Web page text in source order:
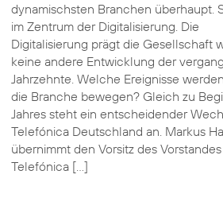
dynamischsten Branchen überhaupt.
im Zentrum der Digitalisierung. Die
Digitalisierung prägt die Gesellschaft
keine andere Entwicklung der
Jahrzehnte. Welche Ereignisse
die Branche bewegen? Gleich zu
Jahres steht ein entscheidender
Telefónica Deutschland an. Markus
übernimmt den Vorsitz des
Telefónica […]